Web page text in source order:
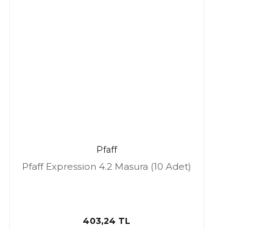
Pfaff
Pfaff Expression 4.2 Masura (10 Adet)
403,24 TL